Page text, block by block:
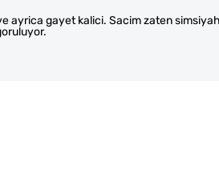
ayrica gayet kalici. Sacim zaten